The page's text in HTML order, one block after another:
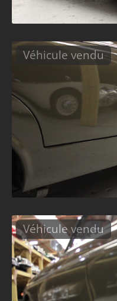
Véhicule vendu
Véhicule vendu